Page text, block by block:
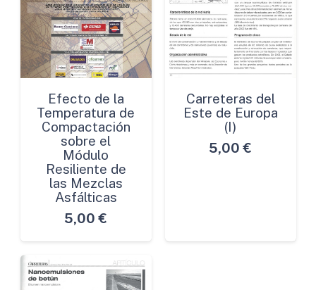
Efecto de la
Temperatura de
Compactación
sobre el
Módulo
Resiliente de
las Mezclas
Asfálticas
5,00 €
Carreteras del
Este de Europa
(I)
5,00 €